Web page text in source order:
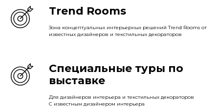
Trend Rooms
Зона концептуальных интерьерных решений Trend Rooms от
известных дизайнеров и текстильных декораторов
Специальные туры по
выставке
Для дизайнеров интерьера и текстильных декораторов
С известным дизайнером интерьера